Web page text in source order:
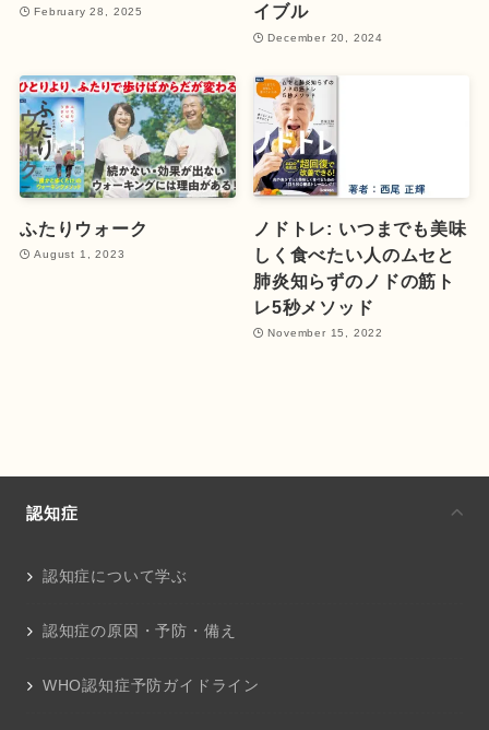
February 28, 2025
イブル
December 20, 2024
ふたりウォーク
August 1, 2023
ノドトレ: いつまでも美味
しく食べたい人のムセと
肺炎知らずのノドの筋ト
レ5秒メソッド
November 15, 2022
認知症
認知症について学ぶ
認知症の原因・予防・備え
WHO認知症予防ガイドライン